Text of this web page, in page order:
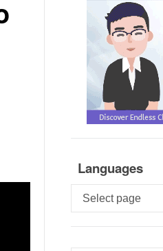
Languages
Languages